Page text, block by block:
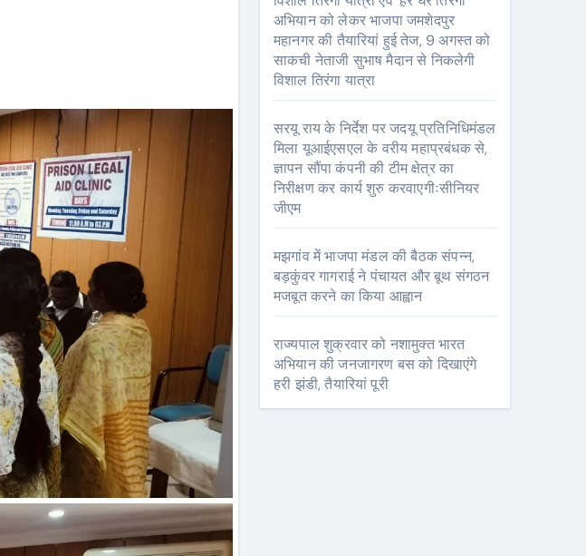
अभियान को लेकर भाजपा जमशेदपुर
महानगर की तैयारियां हुई तेज, 9 अगस्त को
साकची नेताजी सुभाष मैदान से निकलेगी
विशाल तिरंगा यात्रा
सरयू राय के निर्देश पर जदयू प्रतिनिधिमंडल
मिला यूआईएसएल के वरीय महाप्रबंधक से,
ज्ञापन सौंपा कंपनी की टीम क्षेत्र का
निरीक्षण कर कार्य शुरु करवाएगीःसीनियर
जीएम
मझगांव में भाजपा मंडल की बैठक संपन्न,
बड़कुंवर गागराई ने पंचायत और बूथ संगठन
मजबूत करने का किया आह्वान
राज्यपाल शुक्रवार को नशामुक्त भारत
अभियान की जनजागरण बस को दिखाएंगे
हरी झंडी, तैयारियां पूरी